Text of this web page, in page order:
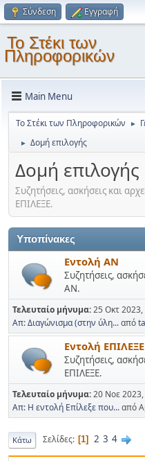
Σύνδεση Εγγραφή
Το Στέκι των
Πληροφορικών
Main Menu
Το Στέκι των Πληροφορικών ►
► Δομή επιλογής
Δομή επιλογής
Συζητήσεις, ασκήσεις και
ΕΠΙΛΕΞΕ.
Υποπίνακες
Εντολή ΑΝ
Συζητήσεις,
ΑΝ.
Τελευταίο μήνυμα:25 Οκτ
Απ: Διαγώνισμα (στην ύλη...από
Εντολή ΕΠΙΛΕΞΕ
Συζητήσεις,
ΕΠΙΛΕΞΕ.
Τελευταίο μήνυμα:20 Νοε
Απ: Η εντολή Επίλεξε που...από
Κάτω Σελίδες 1 2 3 4